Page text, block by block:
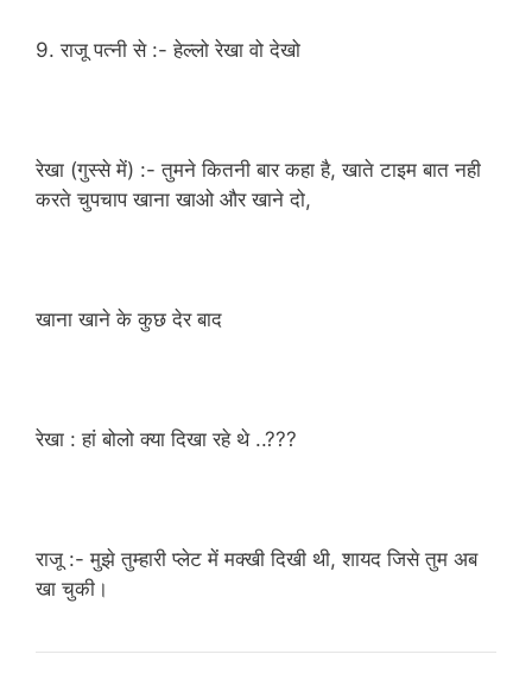
9. राजू पत्नी से :- हेल्लो रेखा वो देखो
रेखा (गुस्से में) :- तुमने कितनी बार कहा है, खाते टाइम बात नही
करते चुपचाप खाना खाओ और खाने दो,
खाना खाने के कुछ देर बाद
रेखा : हां बोलो क्या दिखा रहे थे ..???
राजू :- मुझे तुम्हारी प्लेट में मक्खी दिखी थी, शायद जिसे तुम अब
खा चुकी।